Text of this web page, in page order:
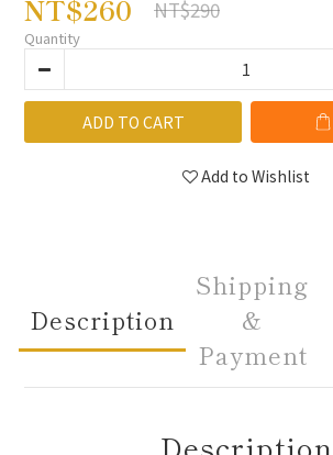
NT$260 NT$290
Quantity
ADD TO CART
Add to Wishlist
Description
Shipping
&
Payment